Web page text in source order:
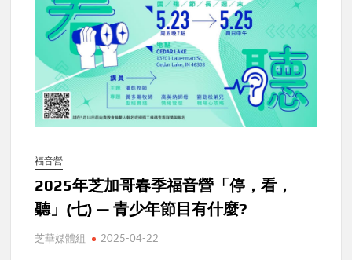
福音營
2025年芝加哥春季福音營「停，看，
聽」(七) — 青少年節目有什麼?
芝華媒體組 2025-04-22